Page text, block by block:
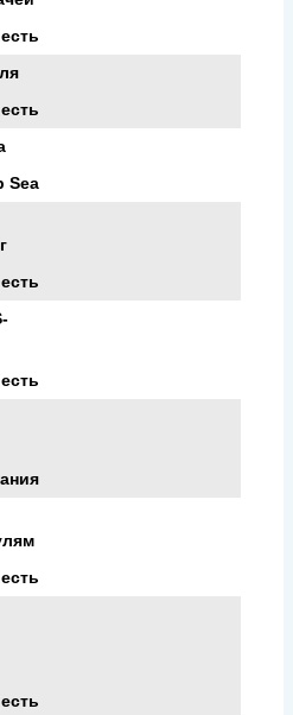
есть
есть
Sea
есть
есть
есть
есть